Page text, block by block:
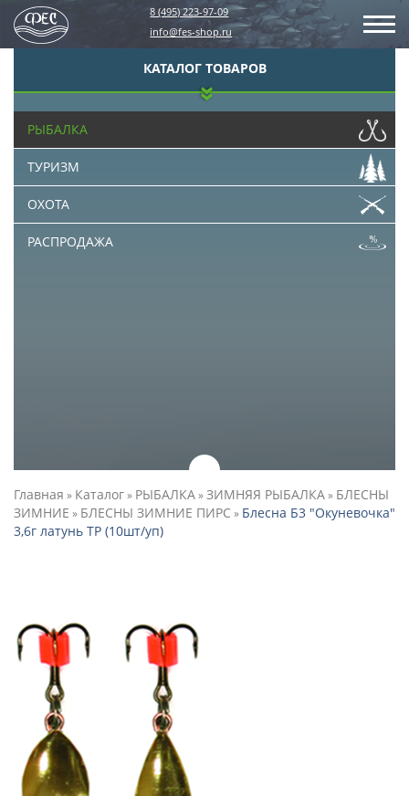
8 (495) 223-97-09
info@fes-shop.ru
КАТАЛОГ ТОВАРОВ
РЫБАЛКА
ТУРИЗМ
ОХОТА
РАСПРОДАЖА
Главная » Каталог» РЫБАЛКА»ЗИМНЯЯ РЫБАЛКА» БЛЕСНЫ
ЗИМНИЕ » БЛЕСНЫ ЗИМНИЕ ПИРС » Блесна Б3 "Окуневочка"
3,6г латунь ТР (10шт/уп)